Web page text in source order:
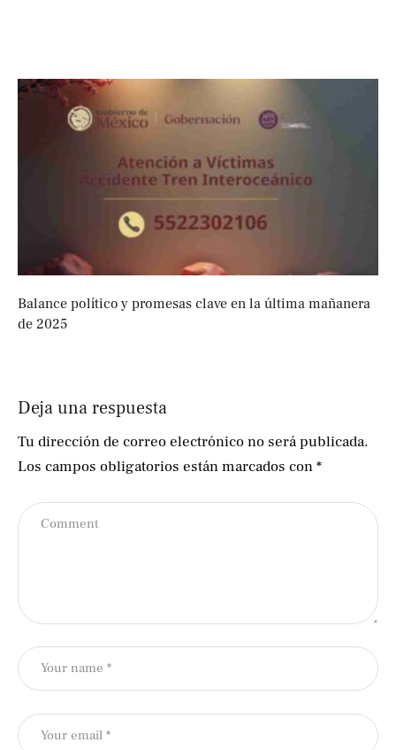
Balance político y promesas clave en la última mañanera
de 2025
Deja una respuesta
Tu dirección de correo electrónico no será publicada.
Los campos obligatorios están marcados con*